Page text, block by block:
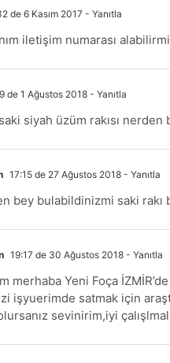
de 6 Kasım 2017 - Yanıtla
iletişim numarası
de 1 Ağustos 2018 - Yanıtla
siyah üzüm rakısı nerden
17:15 de 27 Ağustos 2018 - Yanıtla
bey bulabildinizmi saki rakı
19:17 de 30 Ağustos 2018 - Yanıtla
merhaba Yeni Foça
işyuerimde satmak için
sevinirim,iyi